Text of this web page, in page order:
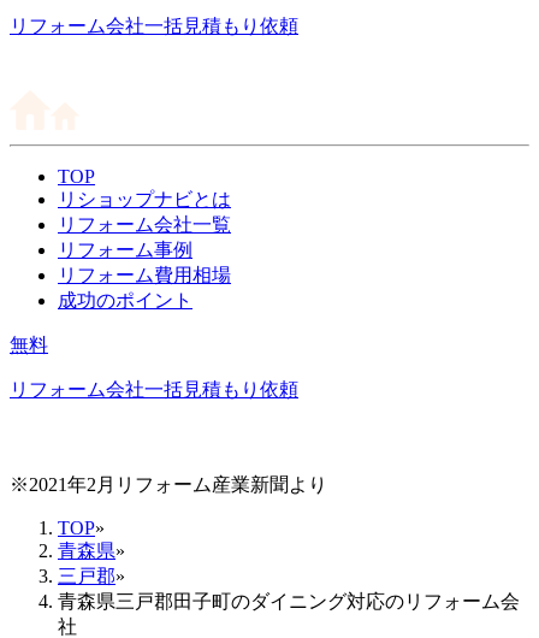
リフォーム会社一括見積もり依頼
TOP
リショップナビとは
リフォーム会社一覧
リフォーム事例
リフォーム費用相場
成功のポイント
無料
リフォーム会社一括見積もり依頼
※2021年2月リフォーム産業新聞より
TOP»
青森県»
三戸郡»
青森県三戸郡田子町のダイニング対応のリフォーム会
社